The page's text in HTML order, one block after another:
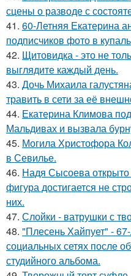
сцены о разводе с
41. 60-Летняя Екатерина
подписчиков фото в
42. Щитовидка - это не
выглядите каждый день.
43. Дочь Михаила
травить в сети за её
44. Екатерина Климова
Мальдивах и вызвала
45. Могила Христофора
в Севилье.
46. Надя Сысоева открыто
фигура достигается не
них.
47. Слойки - ватрушки с
48. "Плесень Хайпует" -
социальных сетях после
студийного альбома.